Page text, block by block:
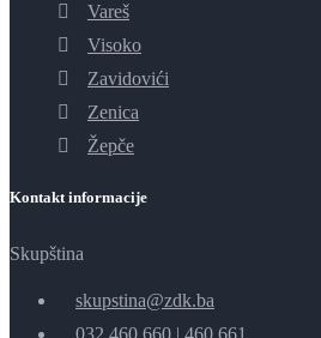
Vareš
Visoko
Zavidovići
Zenica
Žepče
Kontakt informacije
Skupština
skupstina@zdk.ba